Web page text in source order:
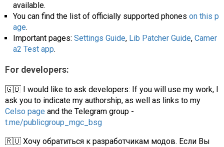
available.
You can find the list of officially supported phones on this p
age.
Important pages: Settings Guide, Lib Patcher Guide, Camer
a2 Test app.
For developers:
🇬🇧 I would like to ask developers: If you will use my work, I
ask you to indicate my authorship, as well as links to my
Celso page and the Telegram group -
t.me/publicgroup_mgc_bsg
🇷🇺 Хочу обратиться к разработчикам модов. Если Вы